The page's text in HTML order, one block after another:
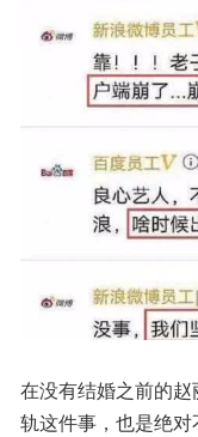
在没有结婚之前的
轨这件事，也是绝